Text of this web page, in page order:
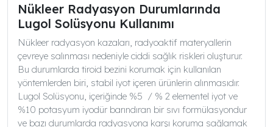
Nükleer Radyasyon Durumlarında
Lugol Solüsyonu Kullanımı
Nükleer radyasyon kazaları, radyoaktif materyallerin
çevreye salınması nedeniyle ciddi sağlık riskleri oluşturur.
Bu durumlarda tiroid bezini korumak için kullanılan
yöntemlerden biri, stabil iyot içeren ürünlerin alınmasıdır.
Lugol Solüsyonu, içeriğinde %5 / % 2 elementel iyot ve
%10 potasyum iyodür barındıran bir sıvı formülasyondur
ve bazı durumlarda radyasyona karşı koruma sağlamak